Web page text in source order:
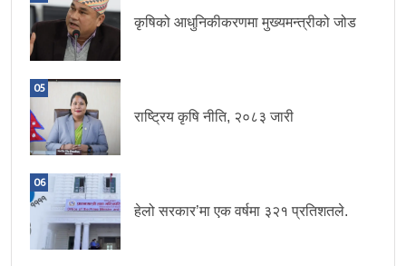
कृषिको आधुनिकीकरणमा मुख्यमन्त्रीको जोड
05
राष्ट्रिय कृषि नीति, २०८३ जारी
06
हेलो सरकार’मा एक वर्षमा ३२१ प्रतिशतले.